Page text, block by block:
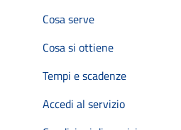
Cosa serve
Cosa si ottiene
Tempi e scadenze
Accedi al servizio